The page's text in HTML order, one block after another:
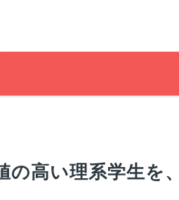
の高い理系学生を